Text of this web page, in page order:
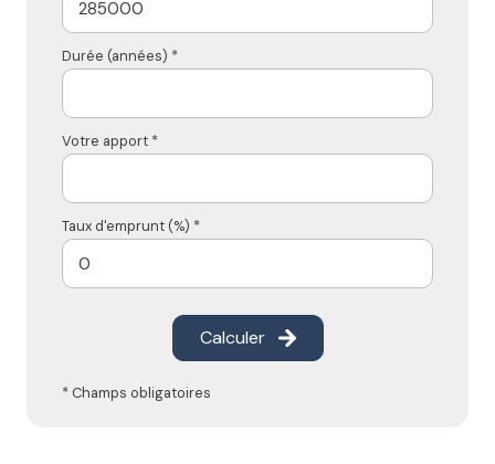
Durée (années) *
Votre apport *
Taux d'emprunt (%) *
Calculer
* Champs obligatoires